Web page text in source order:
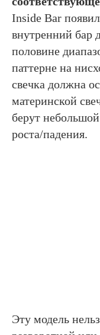
Inside Bar
внутренний бар
половине
паттерне на
свечка должна
материнской
берут
роста/падения.
Эту модель